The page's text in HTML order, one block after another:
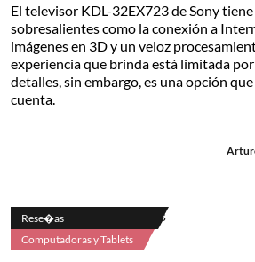
El televisor KDL-32EX723 de Sony
sobresalientes como la conexión a
imágenes en 3D y un veloz
experiencia que brinda está limitada
detalles, sin embargo, es una opción
cuenta.
Rese�as
Computadoras y Tablets